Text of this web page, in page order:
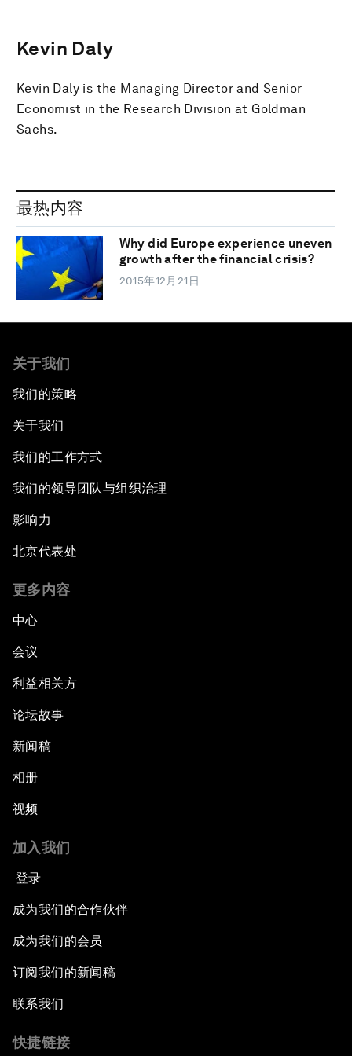
Kevin Daly
Kevin Daly is the Managing Director and Senior
Economist in the Research Division at Goldman
Sachs.
最热内容
Why did Europe experience uneven
growth after the financial crisis?
2015年12月21日
关于我们
我们的策略
关于我们
我们的工作方式
我们的领导团队与组织治理
影响力
北京代表处
更多内容
中心
会议
利益相关方
论坛故事
新闻稿
相册
视频
加入我们
登录
成为我们的合作伙伴
成为我们的会员
订阅我们的新闻稿
联系我们
快捷链接